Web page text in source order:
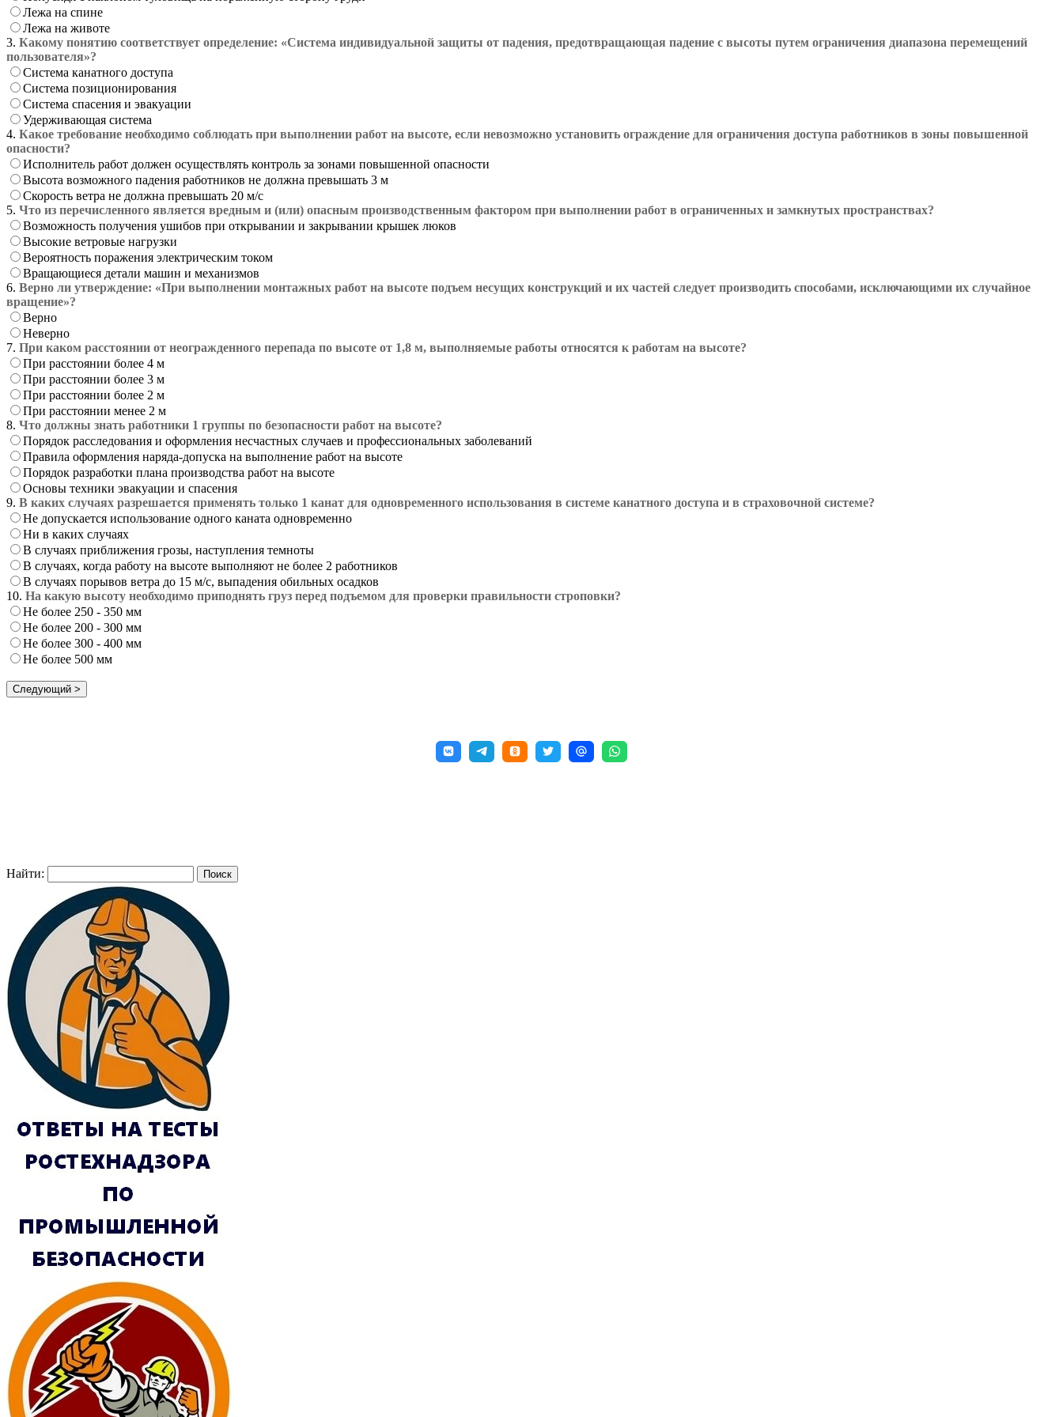
Лежа на спине
Лежа на животе
3. Какому понятию соответствует определение: «Система индивидуальной защиты от падения, предотвращающая падение с высоты путем ограничения диапазона перемещений
пользователя»?
Система канатного доступа
Система позиционирования
Система спасения и эвакуации
Удерживающая система
4. Какое требование необходимо соблюдать при выполнении работ на высоте, если невозможно установить ограждение для ограничения доступа работников в зоны повышенной
опасности?
Исполнитель работ должен осуществлять контроль за зонами повышенной опасности
Высота возможного падения работников не должна превышать 3 м
Скорость ветра не должна превышать 20 м/с
5. Что из перечисленного является вредным и (или) опасным производственным фактором при выполнении работ в ограниченных и замкнутых пространствах?
Возможность получения ушибов при открывании и закрывании крышек люков
Высокие ветровые нагрузки
Вероятность поражения электрическим током
Вращающиеся детали машин и механизмов
6. Верно ли утверждение: «При выполнении монтажных работ на высоте подъем несущих конструкций и их частей следует производить способами, исключающими их случайное
вращение»?
Верно
Неверно
7. При каком расстоянии от неогражденного перепада по высоте от 1,8 м, выполняемые работы относятся к работам на высоте?
При расстоянии более 4 м
При расстоянии более 3 м
При расстоянии более 2 м
При расстоянии менее 2 м
8. Что должны знать работники 1 группы по безопасности работ на высоте?
Порядок расследования и оформления несчастных случаев и профессиональных заболеваний
Правила оформления наряда-допуска на выполнение работ на высоте
Порядок разработки плана производства работ на высоте
Основы техники эвакуации и спасения
9. В каких случаях разрешается применять только 1 канат для одновременного использования в системе канатного доступа и в страховочной системе?
Не допускается использование одного каната одновременно
Ни в каких случаях
В случаях приближения грозы, наступления темноты
В случаях, когда работу на высоте выполняют не более 2 работников
В случаях порывов ветра до 15 м/с, выпадения обильных осадков
10. На какую высоту необходимо приподнять груз перед подъемом для проверки правильности строповки?
Не более 250 - 350 мм
Не более 200 - 300 мм
Не более 300 - 400 мм
Не более 500 мм
Найти: